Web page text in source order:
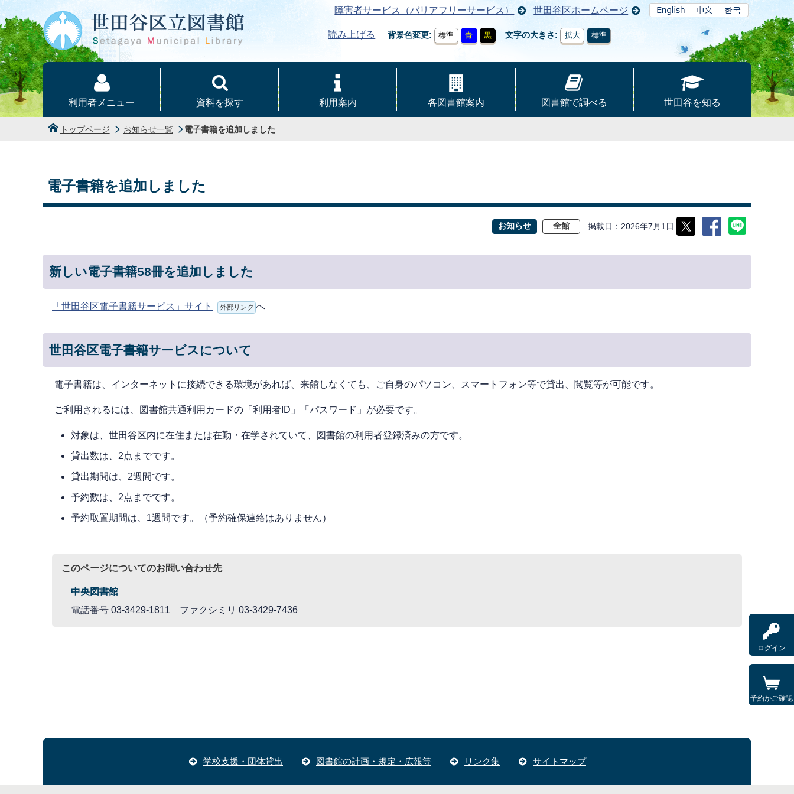
本文へ
障害者サービス（バリアフリーサービス） 世田谷区ホームページ
読み上げる 背景色変更 標準 青 黒 文字の大きさ 拡大 標準
ログイン
予約かご確認
利用者メニュー 資料を探す 利用案内 各図書館案内 図書館で調べる 世田谷を知る
トップページ お知らせ一覧 電子書籍を追加しました
電子書籍を追加しました
お知らせ 全館 掲載日 2026年7月1日
新しい電子書籍58冊を追加しました
「世田谷区電子書籍サービス」サイト 外部リンク へ
世田谷区電子書籍サービスについて
電⼦書籍は、インターネットに接続できる環境があれば、来館しなくても、ご⾃⾝のパソコン、スマートフォン等で貸出、閲覧等が可能です。
ご利⽤されるには、図書館共通利用カードの「利用者ID」「パスワード」が必要です。
対象は、世⽥⾕区内に在住または在勤・在学されていて、図書館の利⽤者登録済みの⽅です。
貸出数は、2点までです。
貸出期間は、2週間です。
予約数は、2点までです。
予約取置期間は、1週間です。（予約確保連絡はありません）
このページについてのお問い合わせ先
中央図書館
電話番号 03-3429-1811 ファクシミリ 03-3429-7436
学校支援・団体貸出 図書館の計画・規定・広報等 リンク集 サイトマップ